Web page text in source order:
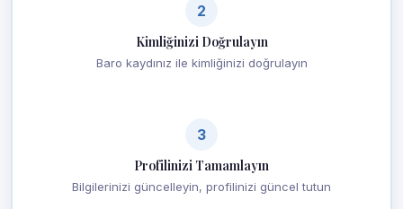
2
Kimliğinizi Doğrulayın
Baro kaydınız ile kimliğinizi doğrulayın
3
Profilinizi Tamamlayın
Bilgilerinizi güncelleyin, profilinizi güncel tutun